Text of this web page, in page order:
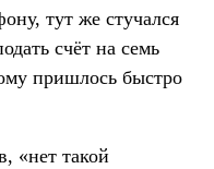
тут же стучался
счёт на семь
пришлось быстро
«нет такой